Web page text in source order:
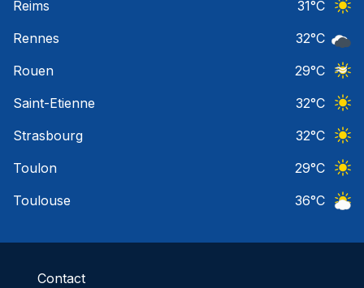
Reims
31°C
Rennes
32°C
Rouen
29°C
Saint-Etienne
32°C
Strasbourg
32°C
Toulon
29°C
Toulouse
36°C
Contact